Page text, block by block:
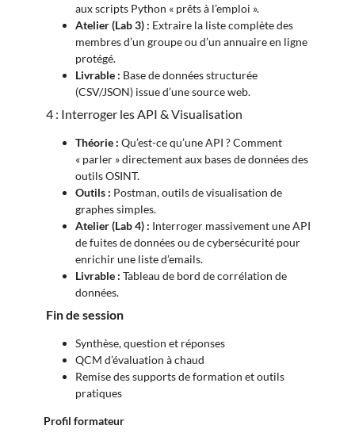
aux scripts Python « prêts à l’emploi ».
Atelier (Lab 3) : Extraire la liste complète des
membres d’un groupe ou d’un annuaire en ligne
protégé.
Livrable : Base de données structurée
(CSV/JSON) issue d’une source web.
4 : Interroger les API & Visualisation
Théorie : Qu’est-ce qu’une API ? Comment
« parler » directement aux bases de données des
outils OSINT.
Outils : Postman, outils de visualisation de
graphes simples.
Atelier (Lab 4) : Interroger massivement une API
de fuites de données ou de cybersécurité pour
enrichir une liste d’emails.
Livrable : Tableau de bord de corrélation de
données.
Fin de session
Synthèse, question et réponses
QCM d’évaluation à chaud
Remise des supports de formation et outils
pratiques
Profil formateur